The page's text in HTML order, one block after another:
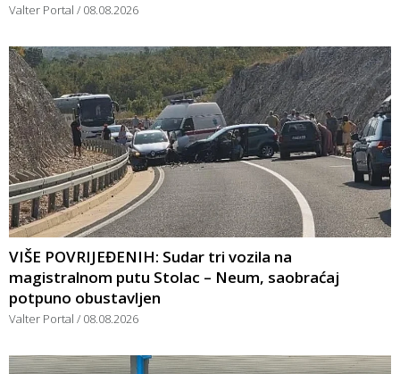
Valter Portal 08.08.2026
VIŠE POVRIJEĐENIH: Sudar tri vozila na
magistralnom putu Stolac – Neum, saobraćaj
potpuno obustavljen
Valter Portal 08.08.2026